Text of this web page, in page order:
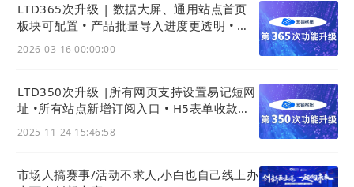
LTD365次升级 | 数据大屏、通用站点首页
板块可配置 • 产品批量导入进度更透明 • 安
2026-03-16 00:00:00
LTD350次升级 |所有网页支持设置易记短网
址 •所有站点新增订阅入口 • H5表单收款支
2025-11-24 15:46:58
市场人搞赛事/活动不求人,小白也自己线上办